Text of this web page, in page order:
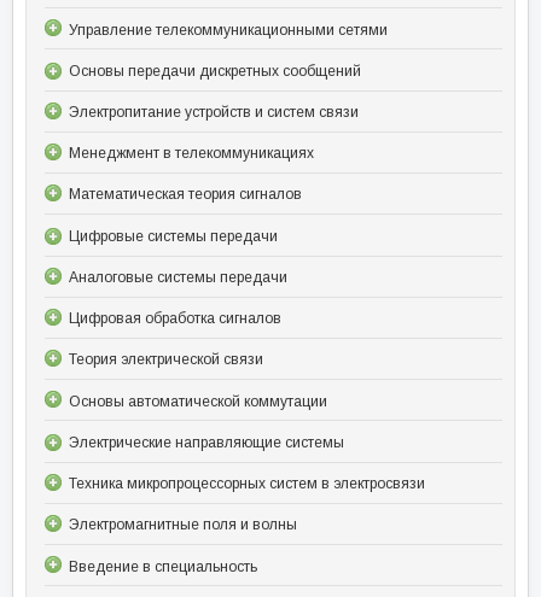
Управление телекоммуникационными сетями
Основы передачи дискретных сообщений
Электропитание устройств и систем связи
Менеджмент в телекоммуникациях
Математическая теория сигналов
Цифровые системы передачи
Аналоговые системы передачи
Цифровая обработка сигналов
Теория электрической связи
Основы автоматической коммутации
Электрические направляющие системы
Техника микропроцессорных систем в электросвязи
Электромагнитные поля и волны
Введение в специальность